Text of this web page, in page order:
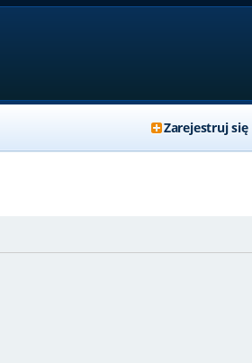
Zarejestruj się